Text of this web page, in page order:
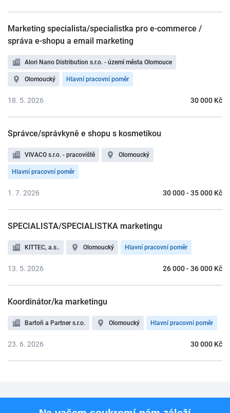
Marketing specialista/specialistka pro e-commerce /
správa e-shopu a email marketing
Alori Nano Distribution s.r.o. - území města Olomouce
Olomoucký Hlavní pracovní poměr
30 000 Kč
18. 5. 2026
Správce/správkyně e shopu s kosmetikou
VIVACO s.r.o. - pracoviště Olomoucký
Hlavní pracovní poměr
30 000 - 35 000 Kč
1. 7. 2026
SPECIALISTA/SPECIALISTKA marketingu
KITTEC, a.s.. Olomoucký Hlavní pracovní poměr
26 000 - 36 000 Kč
13. 5. 2026
Koordinátor/ka marketingu
Bartoň a Partner s.r.o. Olomoucký Hlavní pracovní poměr
30 000 Kč
23. 6. 2026
Pro uchazeče